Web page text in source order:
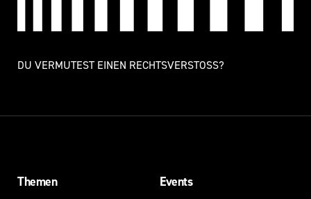
DU VERMUTEST EINEN RECHTSVERSTOSS?
Themen Events